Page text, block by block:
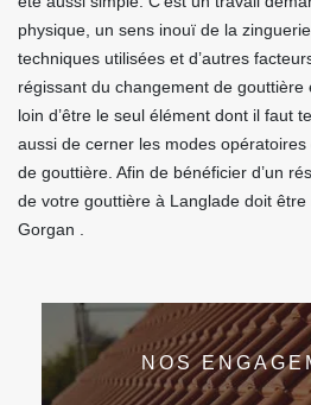
physique, un sens inouï de la
techniques utilisées et d’autres
régissant du changement de gouttière
loin d’être le seul élément dont il faut
aussi de cerner les modes
de gouttière. Afin de bénéficier d’un
de votre gouttière à Langlade doit
Gorgan .
NOS